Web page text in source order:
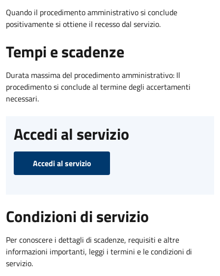
Quando il procedimento amministrativo si conclude
positivamente si ottiene il recesso dal servizio.
Tempi e scadenze
Durata massima del procedimento amministrativo: Il
procedimento si conclude al termine degli accertamenti
necessari.
Accedi al servizio
Accedi al servizio
Condizioni di servizio
Per conoscere i dettagli di scadenze, requisiti e altre
informazioni importanti, leggi i termini e le condizioni di
servizio.